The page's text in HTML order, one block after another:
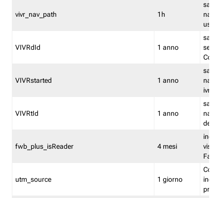
vivr_nav_path 1h
salva
VIVRdId 1 anno
salva
Convy
VIVRstarted 1 anno
salva
ivr
VIVRtId 1 anno
salva
del
fwb_plus_isReader 4 mesi
utm_source 1 giorno